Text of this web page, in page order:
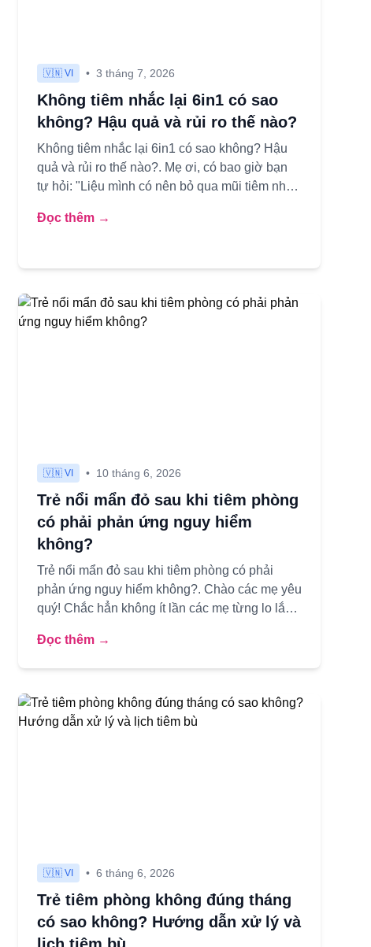
🇻🇳 VI • 3 tháng 7, 2026
Không tiêm nhắc lại 6in1 có sao
không? Hậu quả và rủi ro thế nào?
Không tiêm nhắc lại 6in1 có sao không? Hậu
quả và rủi ro thế nào?. Mẹ ơi, có bao giờ bạn
tự hỏi: "Liệu mình có nên bỏ qua mũi tiêm nhắc
Đọc thêm →
🇻🇳 VI • 10 tháng 6, 2026
Trẻ nổi mẩn đỏ sau khi tiêm phòng
có phải phản ứng nguy hiểm
không?
Trẻ nổi mẩn đỏ sau khi tiêm phòng có phải
phản ứng nguy hiểm không?. Chào các mẹ yêu
quý! Chắc hẳn không ít lần các mẹ từng lo lắng
Đọc thêm →
🇻🇳 VI • 6 tháng 6, 2026
Trẻ tiêm phòng không đúng tháng
có sao không? Hướng dẫn xử lý và